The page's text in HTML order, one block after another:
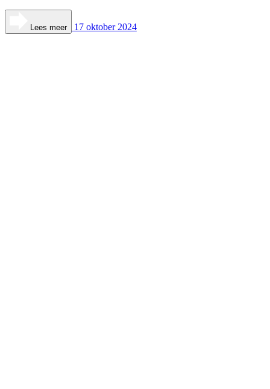
Lees meer 17 oktober 2024